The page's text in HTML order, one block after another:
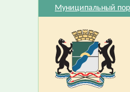
Муниципальный